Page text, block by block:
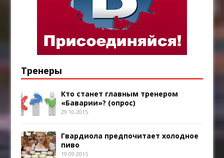
Тренеры
Кто станет главным тренером
«Баварии»? (опрос)
29.10.2015
Гвардиола предпочитает холодное
пиво
19.09.2015